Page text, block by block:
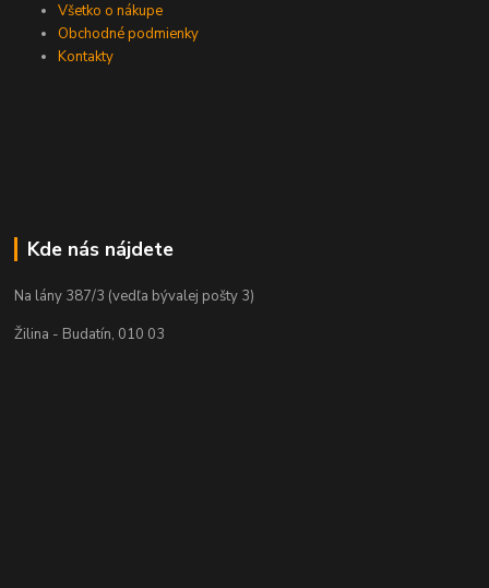
Všetko o nákupe
Obchodné podmienky
Kontakty
Kde nás nájdete
Na lány 387/3 (vedľa bývalej pošty 3)
Žilina - Budatín, 010 03